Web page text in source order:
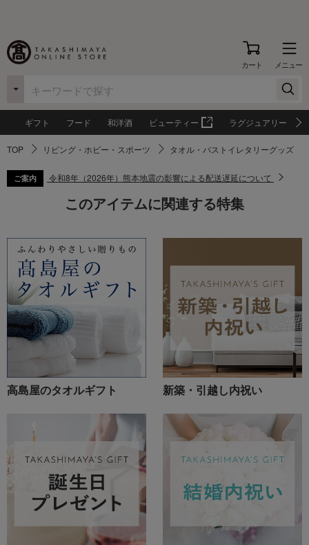
カート メニュー
ギフト フード 和洋酒 ビューティー ラグジュアリー
TOP リビング・ホビー・スポーツ タオル・バストイレタリーグッズ
ご案内 令和8年（2026年）熊本地震の影響による配送遅延について
このアイテムに関連する特集
高島屋のタオルギフト 新築・引越し内祝い